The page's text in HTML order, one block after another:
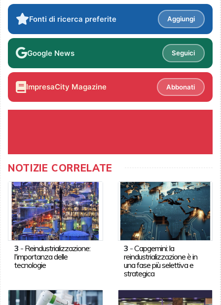
Fonti di ricerca preferite Aggiungi
Google News Seguici
ImpresaCity Magazine Abbonati
NOTIZIE CORRELATE
3 - Reindustrializzazione:
l'importanza delle
tecnologie
3 -Capgemini: la
reindustrializzazione è in
una fase più selettiva e
strategica